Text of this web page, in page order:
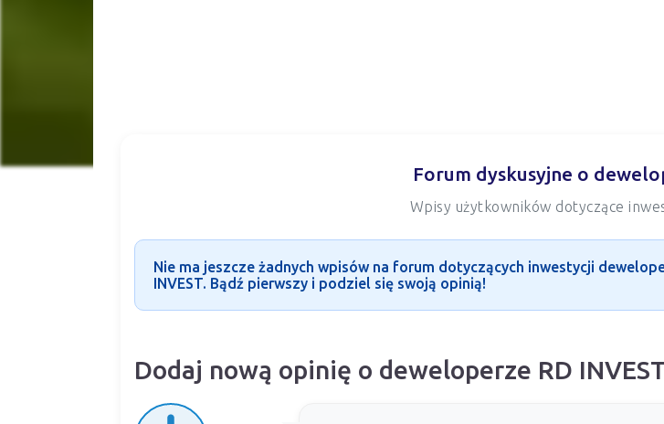
Forum dyskusyjne o
Wpisy użytkowników dotyczące
Nie ma jeszcze żadnych wpisów na forum dotyczących inwestycji
INVEST. Bądź pierwszy i podziel się swoją opinią!
Dodaj nową opinię o deweloperze RD INVEST